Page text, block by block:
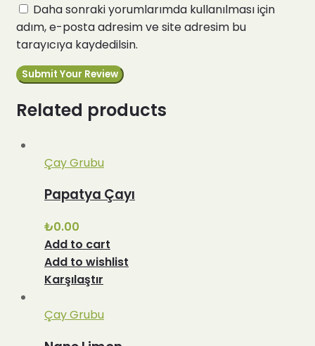
Daha sonraki yorumlarımda kullanılması için
adım, e-posta adresim ve site adresim bu
tarayıcıya kaydedilsin.
Related products
Çay Grubu
Papatya Çayı
₺0.00
Add to cart
Add to wishlist
Karşılaştır
Çay Grubu